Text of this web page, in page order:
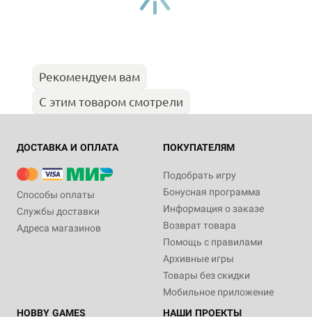
Рекомендуем вам
С этим товаром смотрели
ДОСТАВКА И ОПЛАТА
Способы оплаты
Службы доставки
Адреса магазинов
ПОКУПАТЕЛЯМ
Подобрать игру
Бонусная программа
Информация о заказе
Возврат товара
Помощь с правилами
Архивные игры
Товары без скидки
Мобильное приложение
HOBBY GAMES
НАШИ ПРОЕКТЫ